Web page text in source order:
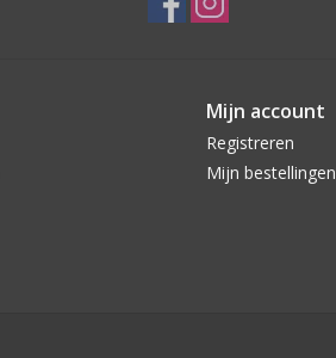
Mijn account
Registreren
Mijn bestellingen